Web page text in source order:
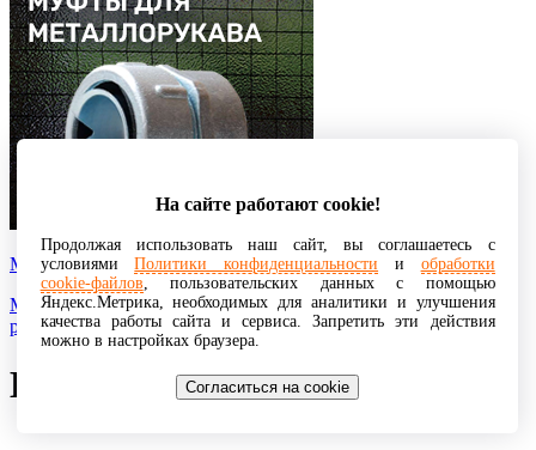
Муфты для металлорукава
Муфты для металлорукава используются при монтаже
различного рода кабельных трасс.
BAT54X
На сайте работают cookie!
Продолжая использовать наш сайт, вы соглашаетесь с
условиямиПолитики конфиденциальности и обработки
cookie-файлов, пользовательских данных с помощью
Яндекс.Метрика, необходимых для аналитики и улучшения
качества работы сайта и сервиса. Запретить эти действия
можно в настройках браузера.
Согласиться на cookie